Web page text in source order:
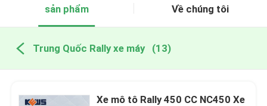
sản phẩm Về chúng tôi
Trung Quốc Rally xe máy (13)
Xe mô tô Rally 450 CC NC450 Xe